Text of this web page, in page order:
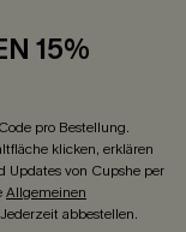
15%
pro Bestellung.
klicken, erklären
Updates von Cupshe per
Allgemeinen
abbestellen.